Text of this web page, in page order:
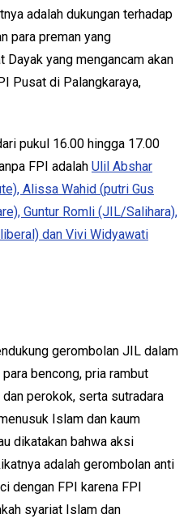
adalah dukungan terhadap
para preman yang
Dayak yang mengancam akan
Pusat di Palangkaraya,
pukul 16.00 hingga 17.00
FPI adalah Ulil Abshar
Alissa Wahid (putri Gus
Guntur Romli (JIL/Salihara),
dan Vivi Widyawati
gerombolan JIL dalam
bencong, pria rambut
perokok, serta sutradara
Islam dan kaum
dikatakan bahwa aksi
adalah gerombolan anti
dengan FPI karena FPI
syariat Islam dan